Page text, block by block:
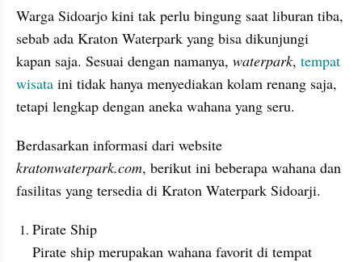
Warga Sidoarjo kini tak perlu bingung saat liburan tiba,
sebab ada Kraton Waterpark yang bisa dikunjungi
kapan saja. Sesuai dengan namanya, waterpark, tempat
wisata ini tidak hanya menyediakan kolam renang saja,
tetapi lengkap dengan aneka wahana yang seru.
kratonwaterpark.com, berikut ini beberapa wahana dan
fasilitas yang tersedia di Kraton Waterpark Sidoarji.
Pirate Ship
Pirate ship merupakan wahana favorit di tempat